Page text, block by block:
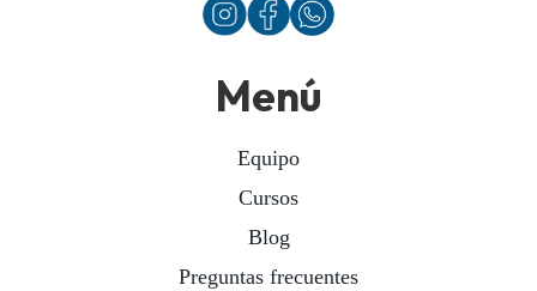
Menú
Equipo
Cursos
Blog
Preguntas frecuentes